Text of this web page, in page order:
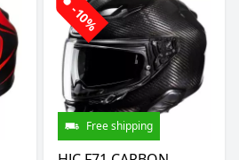
-10%
Free shipping